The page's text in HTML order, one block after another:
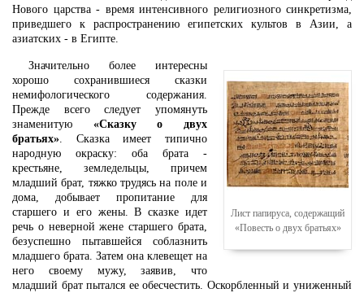
Нового царства - время интенсивного религиозного синкретизма,
приведшего к распространению египетских культов в Азии, а
азиатских - в Египте.
Лист папируса, содержащий
«Повесть о двух братьях»
Значительно более интересны
хорошо сохранившиеся сказки
немифологического содержания.
Прежде всего следует упомянуть
знаменитую «Сказку о двух
братьях». Сказка имеет типично
народную окраску: оба брата -
крестьяне, земледельцы, причем
младший брат, тяжко трудясь на поле и
дома, добывает пропитание для
старшего и его жены. В сказке идет
речь о неверной жене старшего брата,
безуспешно пытавшейся соблазнить
младшего брата. Затем она клевещет на
него своему мужу, заявив, что
младший брат пытался ее обесчестить. Оскорбленный и униженный